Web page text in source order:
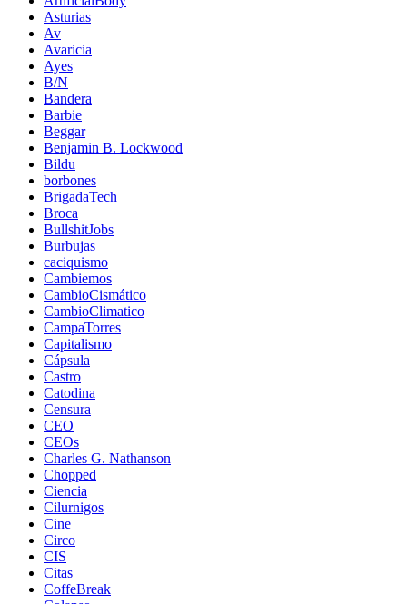
Asturias
Av
Avaricia
Ayes
B/N
Bandera
Barbie
Beggar
Benjamin B. Lockwood
Bildu
borbones
BrigadaTech
Broca
BullshitJobs
Burbujas
caciquismo
Cambiemos
CambioCismático
CambioClimatico
CampaTorres
Capitalismo
Cápsula
Castro
Catodina
Censura
CEO
CEOs
Charles G. Nathanson
Chopped
Ciencia
Cilurnigos
Cine
Circo
CIS
Citas
CoffeBreak